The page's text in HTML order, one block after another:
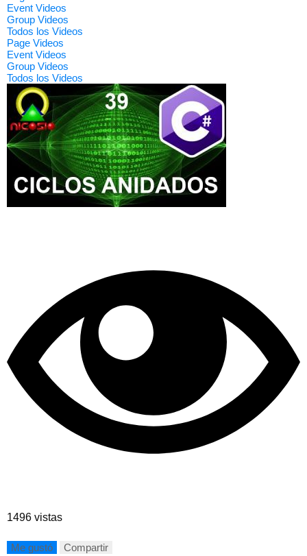
Event Videos
Group Videos
Todos los Videos
Page Videos
Event Videos
Group Videos
Todos los Videos
1496 vistas
Me gustó Compartir